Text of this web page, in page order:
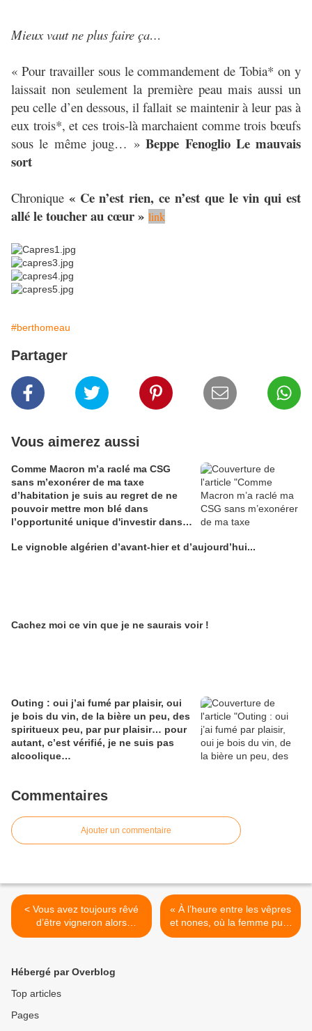
Mieux vaut ne plus faire ça…
« Pour travailler sous le commandement de Tobia* on y
laissait non seulement la première peau mais aussi un
peu celle d’en dessous, il fallait se maintenir à leur pas à
eux trois*, et ces trois-là marchaient comme trois bœufs
sous le même joug… »Beppe Fenoglio Le mauvais
sort
Chronique « Ce n’est rien, ce n’est que le vin qui est
allé le toucher au cœur » link
#berthomeau
Partager
Vous aimerez aussi
Comme Macron m’a raclé ma CSG
sans m’exonérer de ma taxe
d’habitation je suis au regret de ne
pouvoir mettre mon blé dans
l’opportunité unique d'investir dans
Alain Edouard
Le vignoble algérien d’avant-hier et d’aujourd’hui...
Cachez moi ce vin que je ne saurais voir !
Outing : oui j’ai fumé par plaisir, oui
je bois du vin, de la bière un peu, des
spiritueux peu, par pur plaisir… pour
autant, c’est vérifié, je ne suis pas
alcoolique…
Commentaires
Ajouter un commentaire
< Vous avez toujours rêvé
d’être vigneron alors
devenez-le par procuration
Bernard…
« À l’heure entre les vêpres
et nones, où la femme pure
ne se promène pas, gna
Hébergé par Overblog
Top articles
Pages